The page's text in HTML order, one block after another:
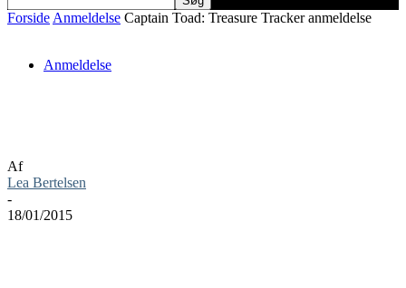
Forside Anmeldelse Captain Toad: Treasure Tracker anmeldelse
Anmeldelse
Af
Lea Bertelsen
-
18/01/2015